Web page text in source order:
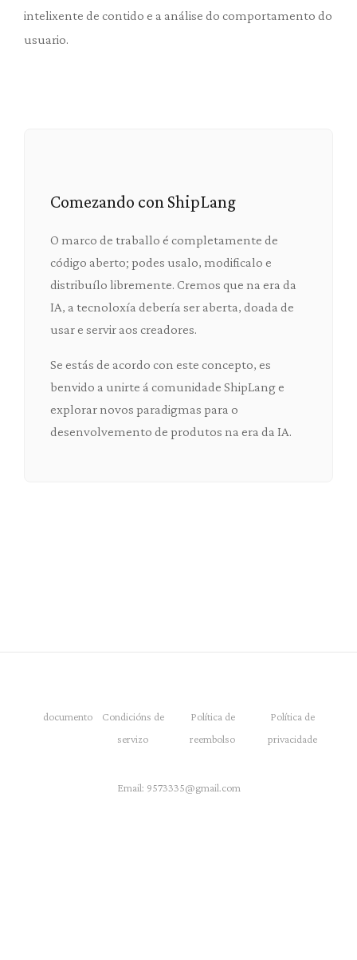
intelixente de contido e a análise do comportamento do
usuario.
Comezando con ShipLang
O marco de traballo é completamente de
código aberto; podes usalo, modificalo e
distribuílo libremente. Cremos que na era da
IA, a tecnoloxía debería ser aberta, doada de
usar e servir aos creadores.
Se estás de acordo con este concepto, es
benvido a unirte á comunidade ShipLang e
explorar novos paradigmas para o
desenvolvemento de produtos na era da IA.
documento
Condicións de
servizo
Política de
reembolso
Política de
privacidade
Email: 9573335@gmail.com